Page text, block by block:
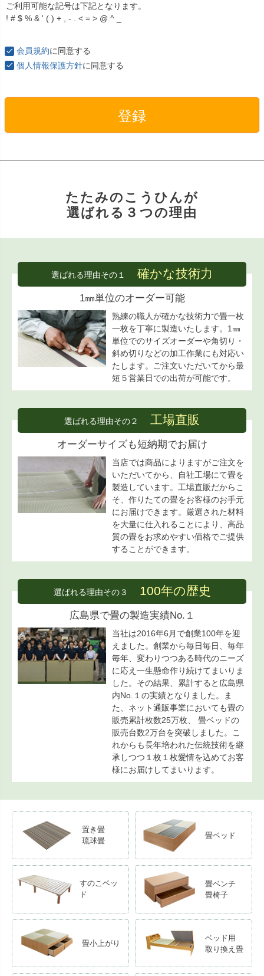
ご利用可能な記号は下記となります。
会員規約に同意する
個人情報保護方針に同意する
登録
たたみのこうひんが
選ばれる３つの理由
選ばれる理由その１ 確かな技術力
1㎜単位のオーダー可能
熟練の職人が確かな技術力で畳一枚
一枚を丁寧に製造いたします。1㎜
単位でのサイズオーダーや角切り・
斜め切りなどの加工作業にも対応い
たします。ご注文いただいてから最
短５営業日での出荷が可能です。
選ばれる理由その２ 工場直販
オーダーサイズも短納期でお届け
当店では商品によりますがご注文を
いただいてから、自社工場にて畳を
製造しています。工場直販だからこ
そ、作りたての畳をお客様のお手元
にお届けできます。厳選された材料
を大量に仕入れることにより、高品
質の畳をお求めやすい価格でご提供
することができます。
選ばれる理由その３ 100年の歴史
広島県で畳の製造実績No.１
当社は2016年6月で創業100年を迎
えました。創業から毎日毎日、毎年
毎年、変わりつつある時代のニーズ
に応え一生懸命作り続けてまいりま
した。その結果、累計すると広島県
内No.１の実績となりました。ま
た、ネット通販事業においても畳の
販売累計枚数25万枚、 畳ベッドの
販売台数2万台を突破しました。こ
れからも長年培われた伝統技術を継
承しつつ１枚１枚愛情を込めてお客
様にお届けしてまいります。
置き畳
琉球畳
畳ベッド
すのこベッ
ド
畳ベンチ
畳椅子
畳小上がり
ベッド用
取り換え畳